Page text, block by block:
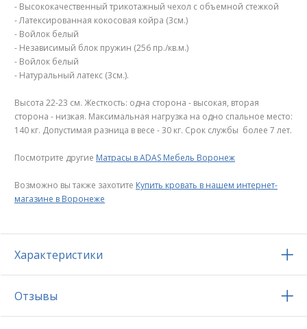
- Высококачественный трикотажный чехол с объемной стежкой
- Латексированная кокосовая койра (3см.)
- Войлок белый
- Независимый блок пружин (256 пр./кв.м.)
- Войлок белый
- Натуральный латекс (3см.).
Высота 22-23 см. Жесткость: одна сторона - высокая, вторая
сторона - низкая. Максимальная нагрузка на одно спальное место:
140 кг. Допустимая разница в весе - 30 кг. Срок службы более 7 лет.
Посмотрите другие Матрасы в ADAS Мебель Воронеж
Возможно вы также захотите Купить кровать в нашем интернет-
магазине в Воронеже
Характеристики
Отзывы